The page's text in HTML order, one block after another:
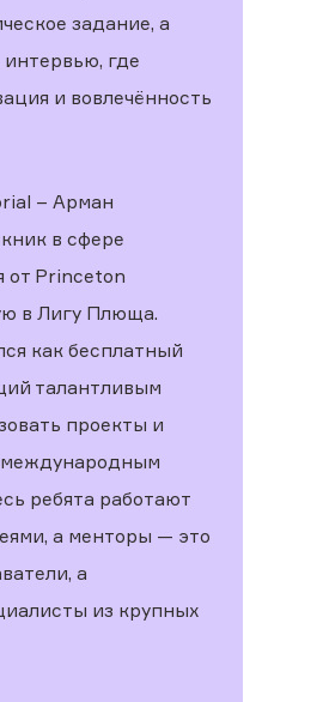
задание, а
где
и вовлечённость
– Арман
в сфере
от Princeton
в Лигу Плюща.
как бесплатный
талантливым
проекты и
международным
ребята работают
а менторы — это
а
из крупных